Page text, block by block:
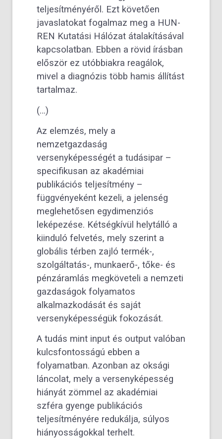
teljesítményéről. Ezt követően
javaslatokat fogalmaz meg a HUN-
REN Kutatási Hálózat átalakításával
kapcsolatban. Ebben a rövid írásban
először ez utóbbiakra reagálok,
mivel a diagnózis több hamis állítást
tartalmaz.
(…)
Az elemzés, mely a
nemzetgazdaság
versenyképességét a tudásipar –
specifikusan az akadémiai
publikációs teljesítmény –
függvényeként kezeli, a jelenség
meglehetősen egydimenziós
leképezése. Kétségkívül helytálló a
kiinduló felvetés, mely szerint a
globális térben zajló termék-,
szolgáltatás-, munkaerő-, tőke- és
pénzáramlás megköveteli a nemzeti
gazdaságok folyamatos
alkalmazkodását és saját
versenyképességük fokozását.
A tudás mint input és output valóban
kulcsfontosságú ebben a
folyamatban. Azonban az oksági
láncolat, mely a versenyképesség
hiányát zömmel az akadémiai
szféra gyenge publikációs
teljesítményére redukálja, súlyos
hiányosságokkal terhelt.